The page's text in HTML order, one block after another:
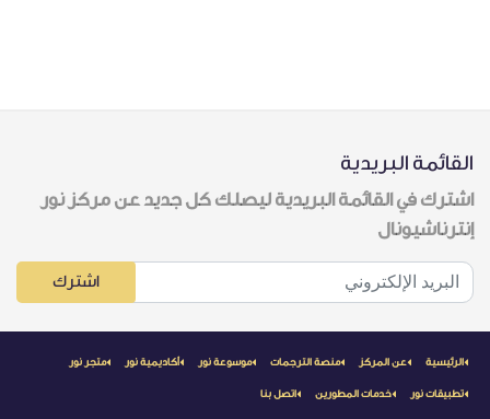
القائمة البريدية
اشترك في القائمة البريدية ليصلك كل جديد عن مركز نور
إنترناشيونال
اشترك
الرئيسية عن المركز منصة الترجمات موسوعة نور أكاديمية نور متجر نور
تطبيقات نور خدمات المطورين اتصل بنا